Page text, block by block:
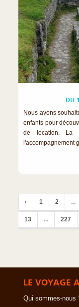
DU
Nous avons
enfants pour
de location. La
l'accompagnement
‹ 1 2 ...
13 ... 227
LE VOYAGE
Qui sommes-nous